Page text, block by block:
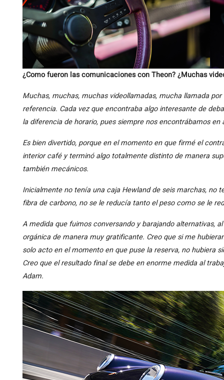
¿Como fueron las comunicaciones con Theon? ¿Muchas
Muchas, muchas, muchas videollamadas, mucha llamada
referencia. Cada vez que encontraba algo interesante de
la diferencia de horario, pues siempre nos encontrábamos
Es bien divertido, porque en el momento en que firmé el
interior café y terminó algo totalmente distinto de manera
también mecánicos.
Inicialmente no tenía una caja Hewland de seis marchas, no
fibra de carbono, no se le reducía tanto el peso como se le
A medida que fuimos conversando y barajando alternativas,
orgánica de manera muy gratificante. Creo que si me
solo acto en el momento en que puse la reserva, no hubiera
Creo que el resultado final se debe en enorme medida al
Adam.